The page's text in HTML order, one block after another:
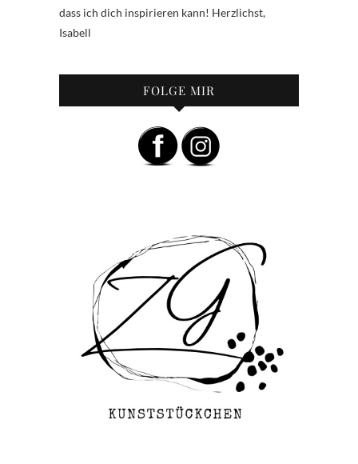
dass ich dich inspirieren kann! Herzlichst,
Isabell
FOLGE MIR